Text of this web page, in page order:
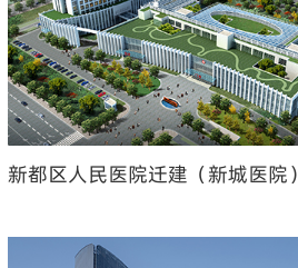
新都区人民医院迁建（新城医院）